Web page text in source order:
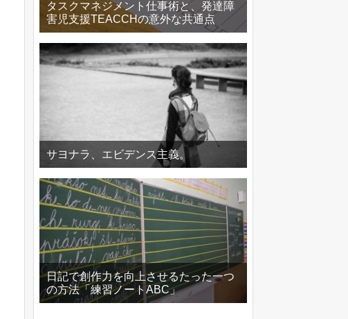
タスクマネジメント仕事術と、発達障
害児支援TEACCHの意外な共通点
サヨナラ、エビデンス主義。
日記で創作力を向上させるたった一つ
の方法「練習ノートABC」